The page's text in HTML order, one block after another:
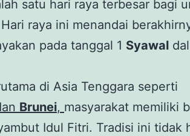
satu hari raya terbesar bagi
raya ini menandai
pada tanggal 1 Syawal
di Asia Tenggara seperti
Brunei, masyarakat memiliki
Idul Fitri. Tradisi ini tidak